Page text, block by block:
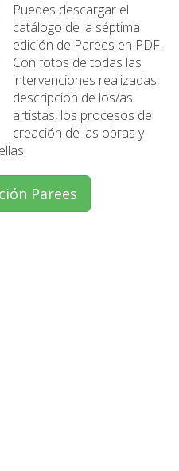
Puedes descargar el
catálogo de la séptima
edición de Parees en PDF.
Con fotos de todas las
intervenciones realizadas,
descripción de los/as
artistas, los procesos de
creación de las obras y
Parees